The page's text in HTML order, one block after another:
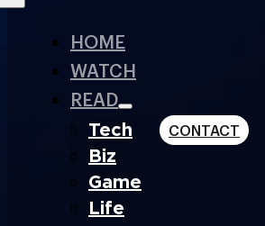
HOME
WATCH
READ
Tech
Biz
Game
Life
CONTACT